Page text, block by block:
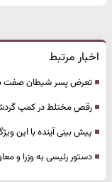
اخبار مرتبط
تعرض پسر شیطان صفت به
رقص مختلط در کمپ
پیش بینی آینده با این
دستور رئیسی به وزرا و